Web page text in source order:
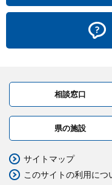
相談窓口
県の施設
サイトマップ
このサイトの利用につ